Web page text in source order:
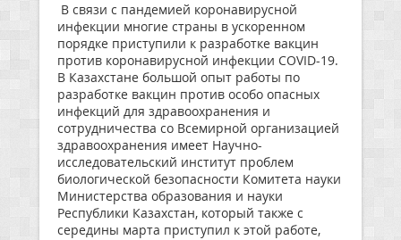
В связи с пандемией коронавирусной
инфекции многие страны в ускоренном
порядке приступили к разработке вакцин
против коронавирусной инфекции COVID-19.
В Казахстане большой опыт работы по
разработке вакцин против особо опасных
инфекций для здравоохранения и
сотрудничества со Всемирной организацией
здравоохранения имеет Научно-
исследовательский институт проблем
биологической безопасности Комитета науки
Министерства образования и науки
Республики Казахстан, который также с
середины марта приступил к этой работе,